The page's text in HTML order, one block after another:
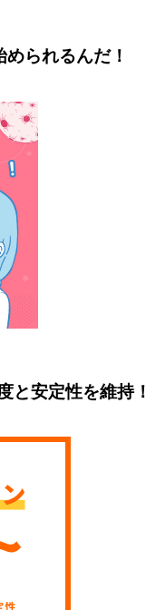
られるんだ！
と安定性を維持！